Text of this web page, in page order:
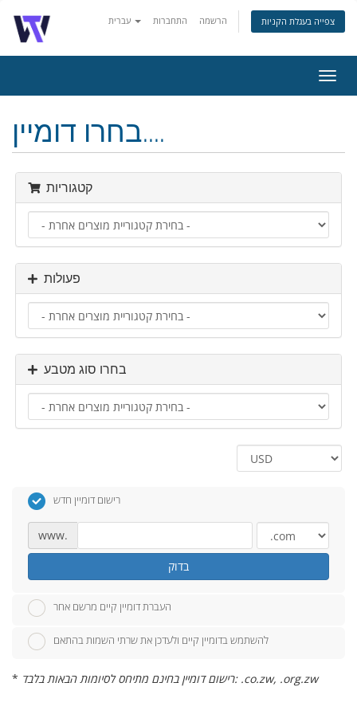
התחברות הרשמה צפייה בעגלת הקניות
ניווט
בחרו דומיין....
קטגוריות
פעולות
בחרו סוג מטבע
רישום דומיין חדש
www.
בדוק
העברת דומיין קיים מרשם אחר
להשתמש בדומיין קיים ולעדכן את שרתי השמות בהתאם
* רישום דומיין בחינם מתיחס לסיומות הבאות בלבד: .co.zw, .org.zw